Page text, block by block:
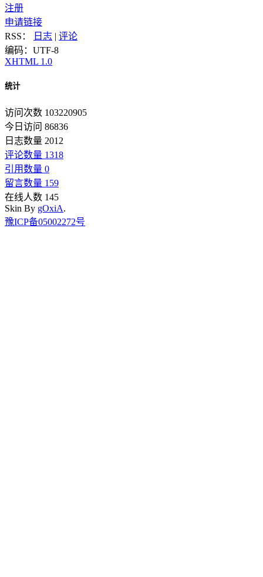
注册
申请链接
RSS：
日志 | 评论
编码：UTF-8
XHTML 1.0
统计
访问次数 103220905
今日访问 86836
日志数量 2012
评论数量 1318
引用数量 0
留言数量 159
在线人数 145
Skin By gOxiA.
豫ICP备05002272号